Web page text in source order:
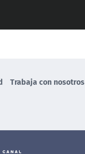
Trabaja con nosotros